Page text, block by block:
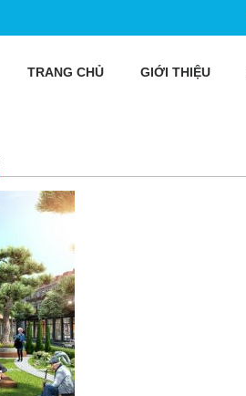
TRANG CHỦ GIỚI THIỆU